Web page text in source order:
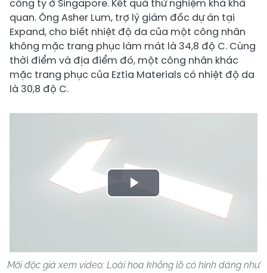
công ty ở Singapore. Kết quả thử nghiệm khá khả
quan. Ông Asher Lum, trợ lý giám đốc dự án tại
Expand, cho biết nhiệt độ da của một công nhân
không mặc trang phục làm mát là 34,8 độ C. Cùng
thời điểm và địa điểm đó, một công nhân khác
mặc trang phục của Eztia Materials có nhiệt độ da
là 30,8 độ C.
Play
Mời độc giả xem video: Loài hoa khổng lồ có hình dáng như